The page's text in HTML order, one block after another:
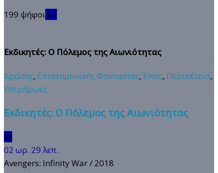
199 ψήφοι4.7
Εκδικητές: Ο Πόλεμος της Αιωνιότητας
Δράσης, Επιστημονικής Φαντασίας, Έπος, Περιπέτεια,
Υπερήρωες
Εκδικητές: Ο Πόλεμος της Αιωνιότητας
👍
02 ωρ. 29 λεπ.
Avengers: Infinity War/ 2018